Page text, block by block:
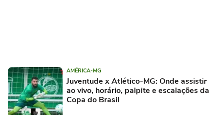
AMÉRICA-MG
Juventude x Atlético-MG: Onde assistir
ao vivo, horário, palpite e escalações da
Copa do Brasil